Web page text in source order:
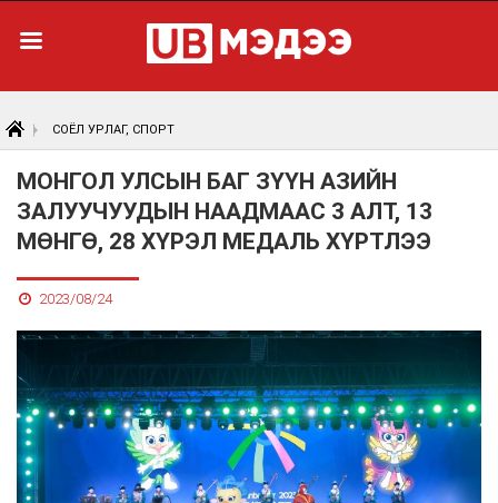
СОЁЛ УРЛАГ, СПОРТ
МОНГОЛ УЛСЫН БАГ ЗҮҮН АЗИЙН
ЗАЛУУЧУУДЫН НААДМААС 3 АЛТ, 13
МӨНГӨ, 28 ХҮРЭЛ МЕДАЛЬ ХҮРТЛЭЭ
2023/08/24